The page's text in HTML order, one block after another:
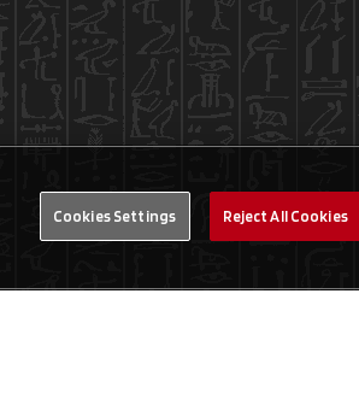
Cookies Settings Reject All Cookies